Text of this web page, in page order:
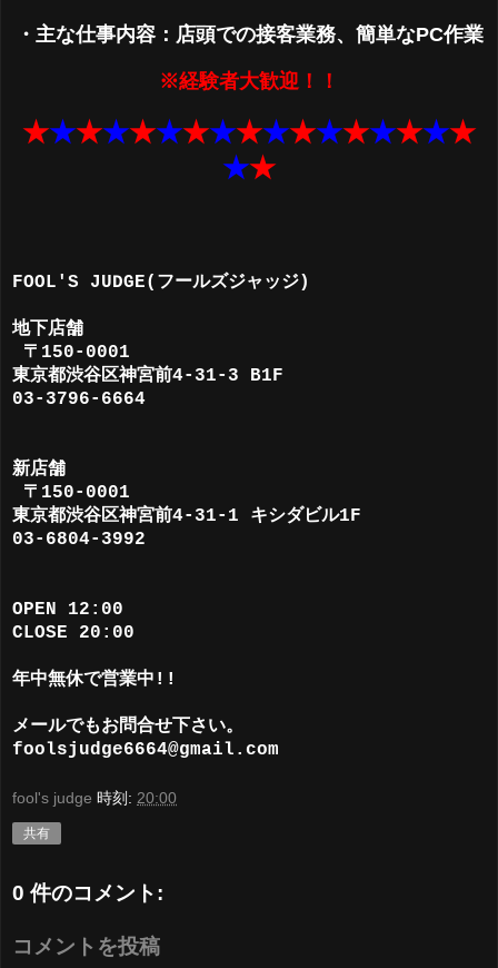
・主な仕事内容：店頭での接客業務、簡単なPC作業
※経験者大歓迎！！
★★★★★★★★★★★★★★★★★
★★
FOOL'S JUDGE(フールズジャッジ)
地下店舗
〒150-0001
東京都渋谷区神宮前4-31-3 B1F
03-3796-6664
新店舗
〒150-0001
東京都渋谷区神宮前4-31-1 キシダビル1F
03-6804-3992
OPEN 12:00
CLOSE 20:00
年中無休で営業中!!
メールでもお問合せ下さい。
foolsjudge6664@gmail.com
fool's judge 時刻: 20:00
共有
0 件のコメント:
コメントを投稿